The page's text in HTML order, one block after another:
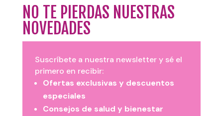
NO TE PIERDAS NUESTRAS
NOVEDADES
Suscríbete a nuestra newsletter y sé el
primero en recibir:
Ofertas exclusivas y descuentos
especiales
Consejos de salud y bienestar